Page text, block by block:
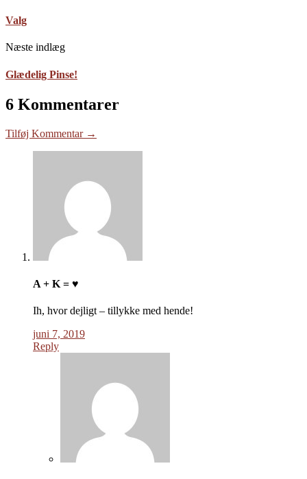
Valg
Næste indlæg
Glædelig Pinse!
6 Kommentarer
Tilføj Kommentar →
A + K = ♥
Ih, hvor dejligt – tillykke med hende!
juni 7, 2019
Reply